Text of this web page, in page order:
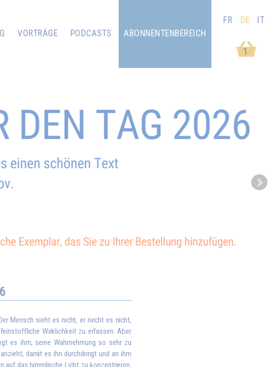
VORTRÄGE
PODCASTS
1
ABONNENTENBEREICH
FR DE IT
Next
Mensch sieht es nicht, er riecht es nicht,
Wirklichkeit zu erfassen. Aber
es ihm, seine Wahrnehmung so sehr zu
damit es ihn durchdringt und an ihm
auf das himmlische Licht zu konzentrieren,